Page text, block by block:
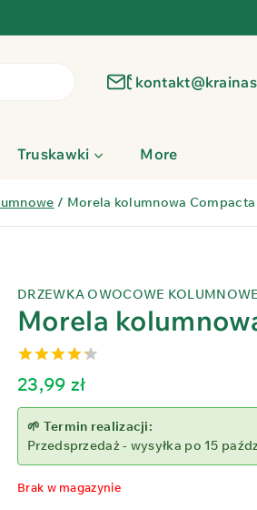
Truskawki More
/ Morela kolumnowa Compacta
DRZEWKA OWOCOWE KOLUMNOWE
Morela
4.27out
of 5
23,99 zł
🌱 Termin realizacji:
Przedsprzedaż - wysyłka po 15
Brak w magazynie